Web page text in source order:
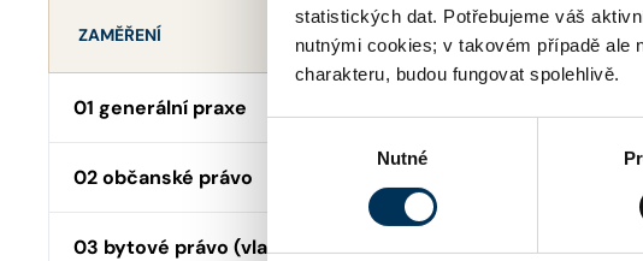
statistických dat. Potřebujeme váš
nutnými cookies; v takovém případě ale
charakteru, budou fungovat spolehlivě.
Nutné
ZAMĚŘENÍ
01 generální praxe
02 občanské právo
03 bytové právo (vlastnictví, nájem, SVJ)